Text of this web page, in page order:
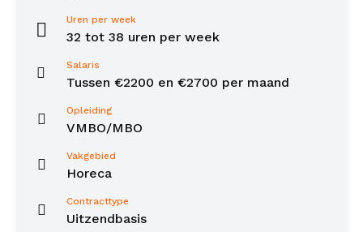
Uren per week
32 tot 38 uren per week
Salaris
Tussen €2200 en €2700 per maand
Opleiding
VMBO/MBO
Vakgebied
Horeca
Contracttype
Uitzendbasis